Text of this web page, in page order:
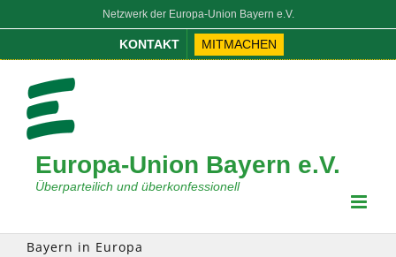
Inhalt
Netzwerk der Europa-Union Bayern e.V.
KONTAKT MITMACHEN
Europa-Union Bayern e.V.
Überparteilich und überkonfessionell
Bayern in Europa